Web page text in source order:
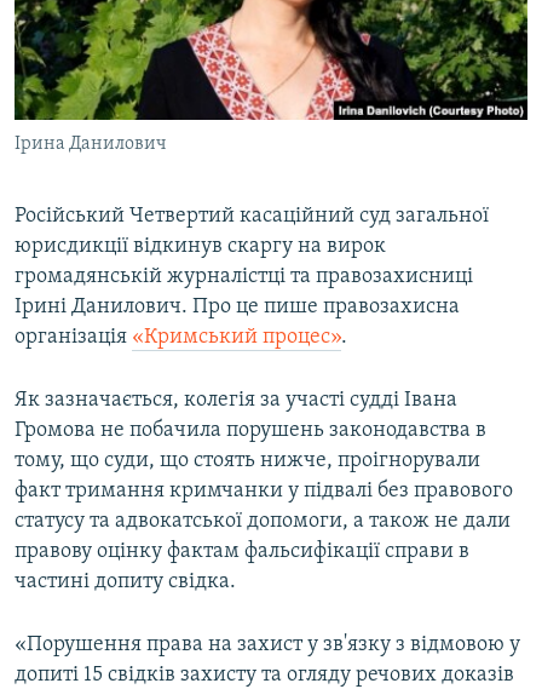
ВІДЕОУРОКИ «ELIFBE»
СВІДЧЕННЯ ОКУПАЦІЇ
УКРАЇНСЬКА ПРОБЛЕМА КРИМУ
ІНФОГРАФІКА
Русский
Qırımtatar
ДОЛУЧАЙСЯ!
Усі сайти RFE/RL
Ірина Данилович
Російський Четвертий касаційний суд загальної
юрисдикції відкинув скаргу на вирок
громадянській журналістці та правозахисниці
Ірині Данилович. Про це пише правозахисна
організація «Кримський процес».
Як зазначається, колегія за участі судді Івана
Громова не побачила порушень законодавства в
тому, що суди, що стоять нижче, проігнорували
факт тримання кримчанки у підвалі без правового
статусу та адвокатської допомоги, а також не дали
правову оцінку фактам фальсифікації справи в
частині допиту свідка.
«Порушення права на захист у зв'язку з відмовою у
допиті 15 свідків захисту та огляду речових доказів